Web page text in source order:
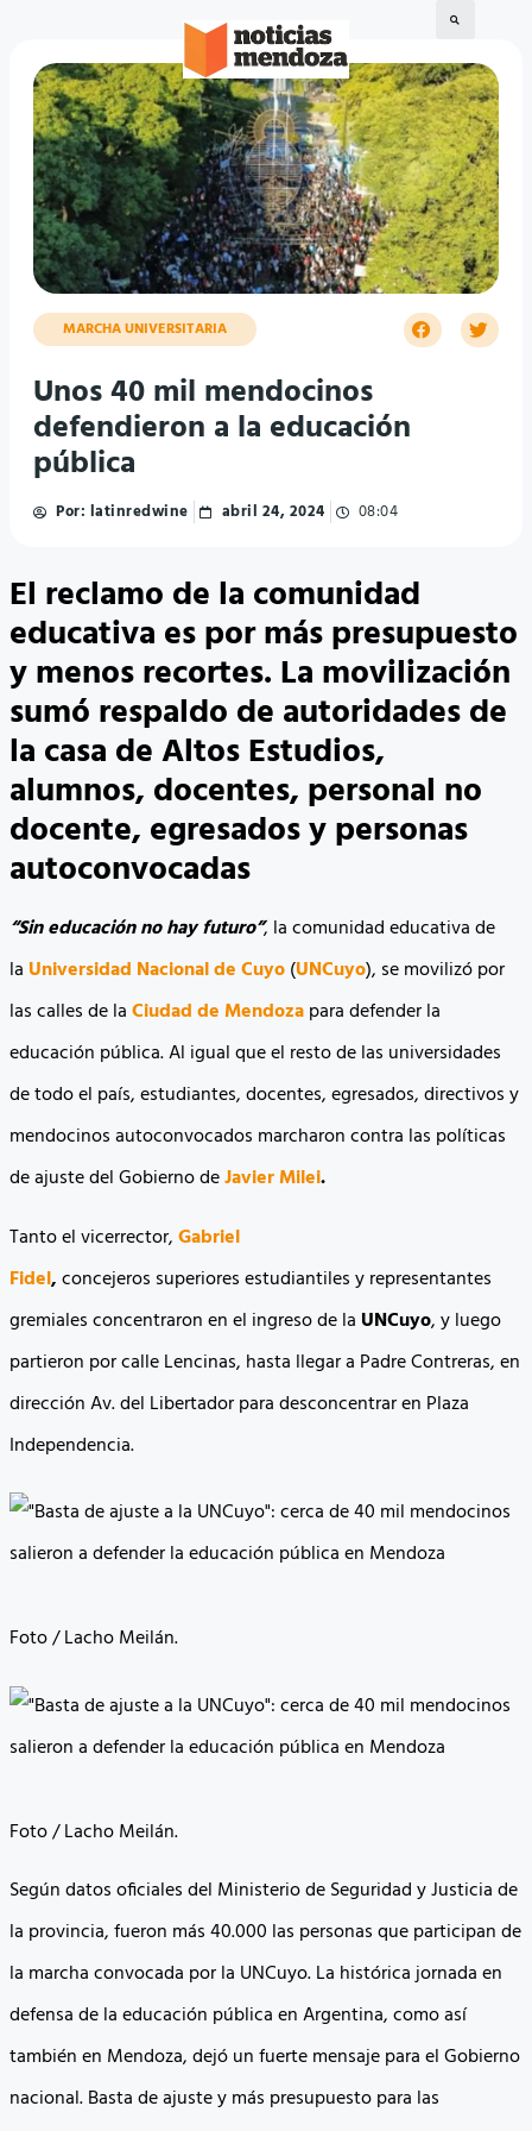
MARCHA UNIVERSITARIA
Unos 40 mil mendocinos
defendieron a la educación
pública
Por: latinredwine abril 24, 2024 08:04
El reclamo de la comunidad
educativa es por más presupuesto
y menos recortes. La movilización
sumó respaldo de autoridades de
la casa de Altos Estudios,
alumnos, docentes, personal no
docente, egresados y personas
autoconvocadas
“Sin educación no hay futuro”, la comunidad educativa de
la Universidad Nacional de Cuyo(UNCuyo), se movilizó por
las calles de laCiudad de Mendozapara defender la
educación pública. Al igual que el resto de las universidades
de todo el país, estudiantes, docentes, egresados, directivos y
mendocinos autoconvocados marcharon contra las políticas
de ajuste del Gobierno deJavier Milei.
Tanto el vicerrector,Gabriel
Fidel,concejeros superiores estudiantiles y representantes
gremiales concentraron en el ingreso de la UNCuyo, y luego
partieron por calle Lencinas, hasta llegar a Padre Contreras, en
dirección Av. del Libertador para desconcentrar en Plaza
Independencia.
Foto / Lacho Meilán.
Foto / Lacho Meilán.
Según datos oficiales del Ministerio de Seguridad y Justicia de
la provincia, fueron más 40.000 las personas que participan de
la marcha convocada por la UNCuyo. La histórica jornada en
defensa de la educación pública en Argentina, como así
también en Mendoza, dejó un fuerte mensaje para el Gobierno
nacional. Basta de ajuste y más presupuesto para las